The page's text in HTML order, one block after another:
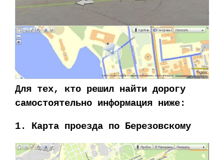
Для тех, кто решил найти дорогу
самостоятельно информация ниже:
1. Карта проезда по Березовскому